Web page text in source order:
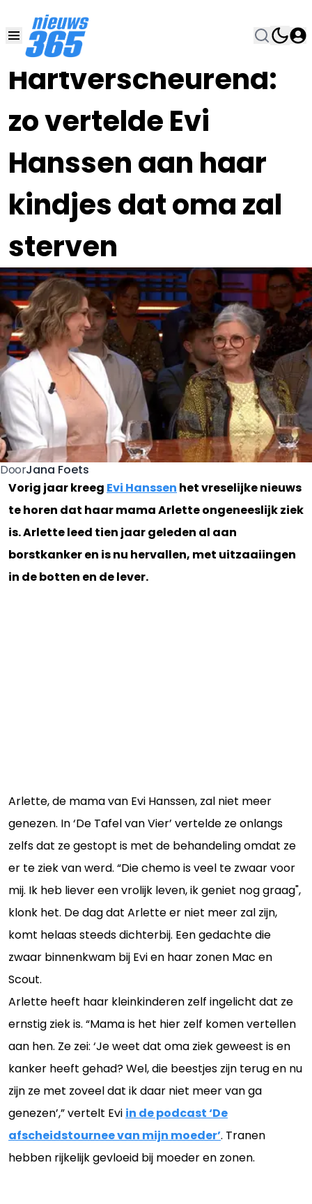
Hartverscheurend:
zo vertelde Evi
Hanssen aan haar
kindjes dat oma zal
sterven
30 NOV 2022, 13:30
DoorJana Foets
Vorig jaar kreeg Evi Hanssen het vreselijke nieuws
te horen dat haar mama Arlette ongeneeslijk ziek
is. Arlette leed tien jaar geleden al aan
borstkanker en is nu hervallen, met uitzaaiingen
in de botten en de lever.
Arlette, de mama van Evi Hanssen, zal niet meer
genezen. In ‘De Tafel van Vier’ vertelde ze onlangs
zelfs dat ze gestopt is met de behandeling omdat ze
er te ziek van werd. “Die chemo is veel te zwaar voor
mij. Ik heb liever een vrolijk leven, ik geniet nog graag",
klonk het. De dag dat Arlette er niet meer zal zijn,
komt helaas steeds dichterbij. Een gedachte die
zwaar binnenkwam bij Evi en haar zonen Mac en
Scout.
Arlette heeft haar kleinkinderen zelf ingelicht dat ze
ernstig ziek is. “Mama is het hier zelf komen vertellen
aan hen. Ze zei: ‘Je weet dat oma ziek geweest is en
kanker heeft gehad? Wel, die beestjes zijn terug en nu
zijn ze met zoveel dat ik daar niet meer van ga
genezen’,” vertelt Evi in de podcast ‘De
afscheidstournee van mijn moeder’. Tranen
hebben rijkelijk gevloeid bij moeder en zonen.